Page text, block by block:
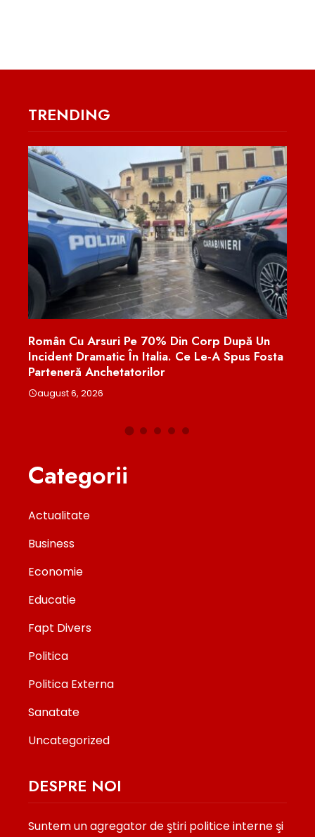
TRENDING
Din Corp După Un
Ce Le-A Spus Fosta
Avertisment De La Bruxelles:
Europeană Analizează
București Legii Decarbonizării
Categorii
Actualitate
Business
Economie
Educatie
Fapt Divers
Politica
Politica Externa
Sanatate
Uncategorized
DESPRE NOI
Suntem un agregator de ştiri politice interne şi